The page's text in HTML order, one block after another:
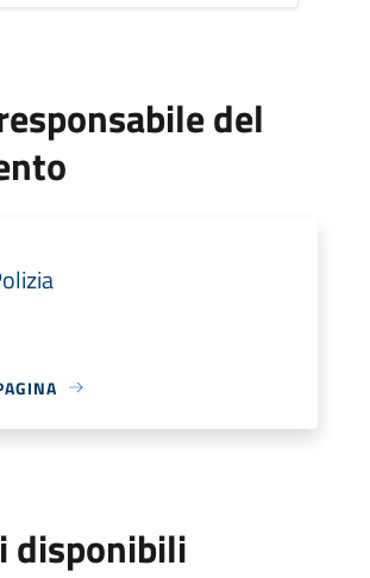
del
disponibili